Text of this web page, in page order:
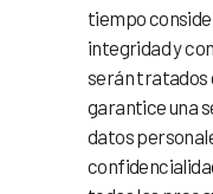
tiempo
integridad y
serán tratados
garantice una
datos